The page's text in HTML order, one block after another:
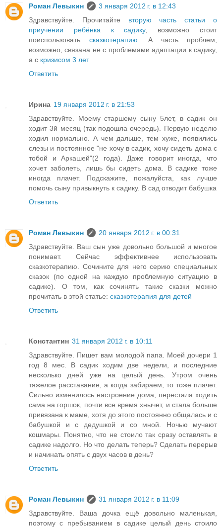
Роман Левыкин
3 января 2012 г. в 12:43
Здравствуйте. Прочитайте вторую часть статьи о
приучении ребёнка к садику, возможно стоит
поиспользовать сказкотерапию. A часть проблем,
возможно, связана не с проблемами адаптации к садику,
а с кризисом 3 лет
Ответить
Ирина 19 января 2012 г. в 21:53
Здравствуйте. Моему старшему сыну 5лет, в садик он
ходит 3й месяц (так подошла очередь). Первую неделю
ходил нормально. А чем дальше, тем хуже, появились
слезы и постоянное "не хочу в садик, хочу сидеть дома с
тобой и Аркашей"(2 года). Даже говорит иногда, что
хочет заболеть, лишь бы сидеть дома. В садике тоже
иногда плачет. Подскажите, пожалуйста, как лучше
помочь сыну привыкнуть к садику. В сад отводит бабушка
Ответить
Роман Левыкин
20 января 2012 г. в 00:31
Здравствуйте. Ваш сын уже довольно большой и многое
понимает. Сейчас эффективнее использовать
сказкотерапию. Сочините для него серию специальных
сказок (по одной на каждую проблемную ситуацию в
садике). О том, как сочинять такие сказки можно
прочитать в этой статье: сказкотерапия для детей
Ответить
Константин 31 января 2012 г. в 10:11
Здравствуйте. Пишет вам молодой папа. Моей дочери 1
год 8 мес. В садик ходим две недели, и последние
несколько дней уже на целый день. Утром очень
тяжелое расставание, а когда забираем, то тоже плачет.
Сильно изменилось настроение дома, перестала ходить
сама на горшок, почти все время хнычет, и стала больше
привязана к маме, хотя до этого постоянно общалась и с
бабушкой и с дедушкой и со мной. Ночью мучают
кошмары. Понятно, что не стоило так сразу оставлять в
садике надолго. Но что делать теперь? Сделать перерыв
и начинать опять с двух часов в день?
Ответить
Роман Левыкин
31 января 2012 г. в 11:09
Здравствуйте. Ваша дочка ещё довольно маленькая,
поэтому с пребыванием в садике целый день стоило